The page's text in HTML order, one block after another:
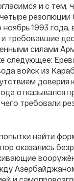
и с тем,
1993 года,
требовавшие
силами
следующее:
войск из
доверия
отказывался
требовали
найти
оказались